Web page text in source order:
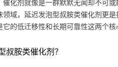
化剂就像是一群默默无闻却不可
域，延迟发泡型叔胺类催化剂更
的低迁移性和长期可靠性这两个核
叔胺类催化剂？